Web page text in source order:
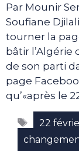
Par Mounir
Soufiane
tourner la
bâtir l’Algérie
de son parti
page
qu’«après le
22